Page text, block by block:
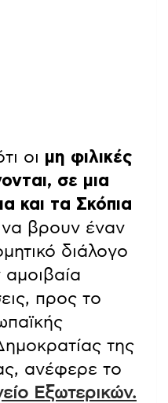
οι μη φιλικές
σε μια
και τα Σκόπια
να βρουν έναν
διάλογο
προς το
της
ανέφερε το
Εξωτερικών.